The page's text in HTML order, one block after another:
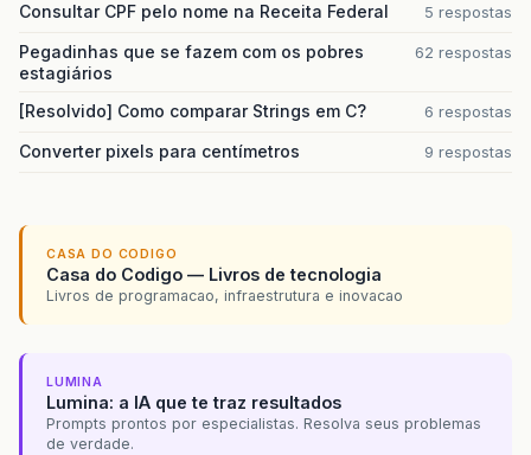
Consultar CPF pelo nome na Receita Federal 5 respostas
Pegadinhas que se fazem com os pobres
estagiários
62 respostas
[Resolvido] Como comparar Strings em C? 6 respostas
Converter pixels para centímetros 9 respostas
CASA DO CODIGO
Casa do Codigo — Livros de tecnologia
Livros de programacao, infraestrutura e inovacao
LUMINA
Lumina: a IA que te traz resultados
Prompts prontos por especialistas. Resolva seus problemas
de verdade.